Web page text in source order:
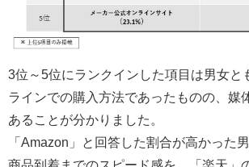
3位～5位にランクインした項目は男女と
ラインでの購入方法であったものの、媒
あることが分かりました。
「Amazon」と回答した割合が高かった